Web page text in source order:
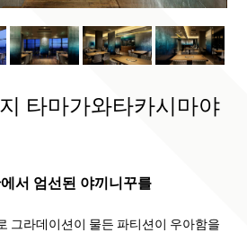
타마가와타카시마야
서 엄선된 야끼니꾸를
그라데이션이 물든 파티션이 우아함을